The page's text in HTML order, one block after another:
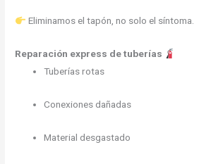
Eliminamos el tapón, no solo el síntoma.
Reparación express de tuberías
Tuberías rotas
Conexiones dañadas
Material desgastado